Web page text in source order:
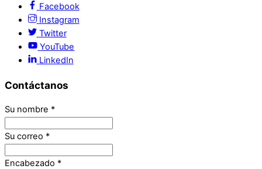
Facebook
Instagram
Twitter
YouTube
LinkedIn
Contáctanos
Su nombre *
Su correo *
Encabezado *